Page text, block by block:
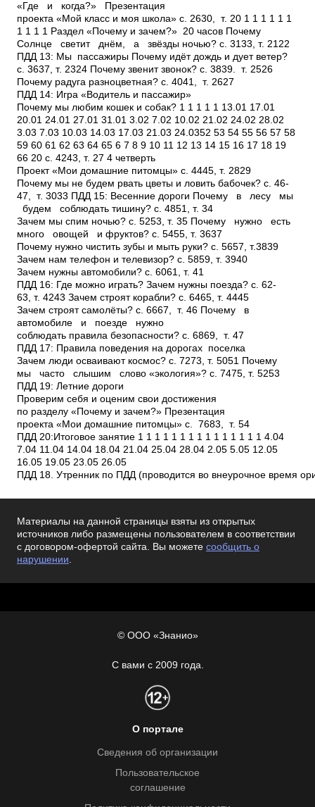
«Где и когда?» Презентация
проекта «Мой класс и моя школа» с. 26­30, т. 20 1 1 1 1 1 1
1 1 1 1 Раздел «Почему и зачем?» ­ 20 часов Почему
Солнце светит днём, а звёзды ночью? с. 31­33, т. 21­22
ПДД 13: Мы ­ пассажиры Почему идёт дождь и дует ветер?
с. 36­37, т. 23­24 Почему звенит звонок? с. 38­39. т. 25­26
Почему радуга разноцветная? с. 40­41, т. 26­27
ПДД 14: Игра «Водитель и пассажир»
Почему мы любим кошек и собак? 1 1 1 1 1 13.01 17.01
20.01 24.01 27.01 31.01 3.02 7.02 10.02 21.02 24.02 28.02
3.03 7.03 10.03 14.03 17.03 21.03 24.0352 53 54 55 56 57 58
59 60 61 62 63 64 65 6 7 8 9 10 11 12 13 14 15 16 17 18 19
66 20 с. 42­43, т. 27 4 четверть
Проект «Мои домашние питомцы» с. 44­45, т. 28­29
Почему мы не будем рвать цветы и ловить бабочек? с. 46­
47, т. 30­33 ПДД 15: Весенние дороги Почему в лесу мы
будем соблюдать тишину? с. 48­51, т. 34
Зачем мы спим ночью? с. 52­53, т. 35 Почему нужно есть
много овощей и фруктов? с. 54­55, т. 36­37
Почему нужно чистить зубы и мыть руки? с. 56­57, т.38­39
Зачем нам телефон и телевизор? с. 58­59, т. 39­40
Зачем нужны автомобили? с. 60­61, т. 41
ПДД 16: Где можно играть? Зачем нужны поезда? с. 62­
63, т. 42­43 Зачем строят корабли? с. 64­65, т. 44­45
Зачем строят самолёты? с. 66­67, т. 46 Почему в
автомобиле и поезде нужно
соблюдать правила безопасности? с. 68­69, т. 47
ПДД 17: Правила поведения на дорогах поселка
Зачем люди осваивают космос? с. 72­73, т. 50­51 Почему
мы часто слышим слово «экология»? с. 74­75, т. 52­53
ПДД 19: Летние дороги
Проверим себя и оценим свои достижения
по разделу «Почему и зачем?» Презентация
проекта «Мои домашние питомцы» с. 76­83, т. 54
ПДД 20:Итоговое занятие 1 1 1 1 1 1 1 1 1 1 1 1 1 1 1 4.04
7.04 11.04 14.04 18.04 21.04 25.04 28.04 2.05 5.05 12.05
16.05 19.05 23.05 26.05
ПДД 18. Утренник по ПДД (проводится во внеурочное время
Материалы на данной страницы взяты из открытых
источников либо размещены пользователем в соответствии
с договором-офертой сайта. Вы можете сообщить о
нарушении.
© ООО «Знанио»
С вами с 2009 года.
О портале
Сведения об организации
Пользовательское
соглашение